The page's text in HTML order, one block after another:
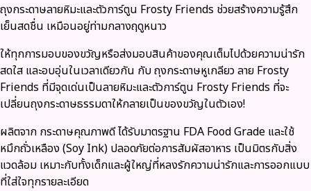
ถุงกระดาษลายหิมะและตัวการ์ตูน Frosty Friends ช่วยสร้างความรู้สึก
เย็นสดชื่น เหมือนอยู่ท่ามกลางฤดูหนาว
ให้ทุกการมอบของขวัญหรือส่งมอบสินค้าของคุณเต็มไปด้วยความน่ารัก
สดใส และอบอุ่นในเวลาเดียวกัน กับถุงกระดาษหูเกลียว ลาย Frosty
Friends ที่มีจุดเด่นเป็นลายหิมะและตัวการ์ตูน Frosty Friends ที่จะ
เปลี่ยนถุงกระดาษธรรมดาให้กลายเป็นของขวัญในตัวเอง!
ผลิตจาก กระดาษคุณภาพดี ได้รับมาตรฐาน FDA Food Grade และใช้
หมึกถั่วเหลือง (Soy Ink) ปลอดภัยต่อการสัมผัสอาหาร เป็นมิตรกับสิ่ง
แวดล้อม เหมาะกับทั้งเด็กและผู้ใหญ่ที่หลงรักความน่ารักและการออกแบบ
ที่ใส่ใจทุกรายละเอียด